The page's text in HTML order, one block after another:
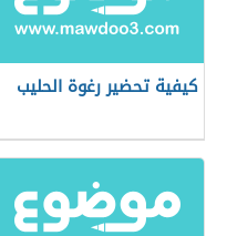
كيفية تحضير رغوة الحليب